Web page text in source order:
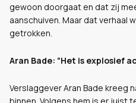
gewoon doorgaat en dat zij
aanschuiven. Maar dat verhaal
getrokken.
Aran Bade: “Het is explosief
Verslaggever Aran Bade kreeg